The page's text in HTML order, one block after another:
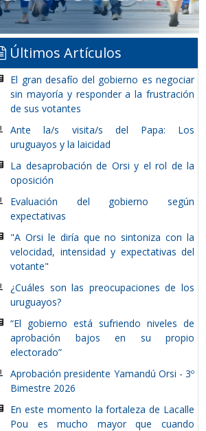
Últimos Artículos
El gran desafío del gobierno es negociar
sin mayoría y responder a la frustración
de sus votantes
Ante la/s visita/s del Papa: Los
uruguayos y la laicidad
La desaprobación de Orsi y el rol de la
oposición
Evaluación del gobierno según
expectativas
"A Orsi le diría que no sintoniza con la
velocidad, intensidad y expectativas del
votante"
¿Cuáles son las preocupaciones de los
uruguayos?
“El gobierno está sufriendo niveles de
aprobación bajos en su propio
electorado”
Aprobación presidente Yamandú Orsi - 3º
Bimestre 2026
En este momento la fortaleza de Lacalle
Pou es mucho mayor que cuando